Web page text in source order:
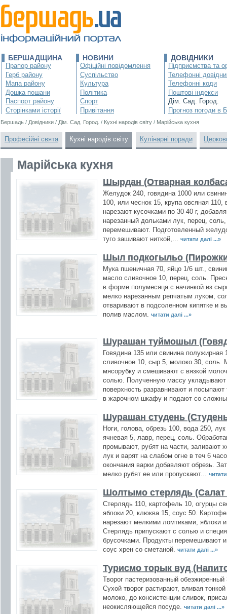
БЕРШАДЩИНА
Прапор району
Герб району
Мапа району
Дошка пошани
Паспорт району
Сторінками історії
НОВИНИ
Офіційні повідомлення
Суспільство
Культура
Політика
Спорт
Привітання
ДОВІДНИКИ
Підприємства та
Телефонні
Телефонні коди
Поштові індекси
Дім. Сад. Город.
Прогноз погоди в
Бершадь / Довідники / Дім. Сад. Город. / Кухні народів світу / Марійська кухня
Професійні свята Кухні народів світу Кулінарні поради
Марійська кухня
Шырдан (Отварная
Желудок 240, говядина 1000 или
100, или чеснок 15, крупа овсяная
нарезают кусочками по 30-40 г,
нарезанный дольками лук, перец,
перемешивают. Подготовленный
туго зашивают ниткой,...
читати далі ...»
Шыл подкогыльо
Мука пшеничная 70, яйцо 1/6 шт.,
масло сливочное 10, перец, соль.
в форме полумесяца с начинкой из
мелко нарезанным репчатым луком,
отваривают в подсоленном кипятке и
полив маслом.
читати далі ...»
Шурашан туймошыл
Говядина 135 или свинина
сливочное 10, сыр 5, молоко 30, соль.
мясорубку и смешивают с вязкой
солью. Полученную массу
поверхность разравнивают и
в жарочном шкафу и подают со
Шурашан студень
Ноги, голова, обрезь 100, вода 250,
ячневая 5, лавр, перец, соль.
промывают, рубят на части, заливают
лук и варят на слабом огне в теч 6
окончания варки добавляют обрезь.
мелко рубят ее или пропускают...
Шолтымо стерлядь (Салат
Стерлядь 110, картофель 10, огурцы
яблоки 20, клюква 15, соус 50.
нарезают мелкими ломтиками, яблоки
Стерлядь припускают с солью и
брусочками. Продукты перемешивают
соус хрен со сметаной.
читати далі ...»
Турисмо торык вуд
Творог пастеризованный
Сухой творог растирают, вливая
молоко, до консистенции сливок,
неокисляющейся посуде.
читати далі ...»